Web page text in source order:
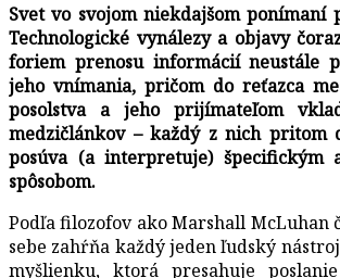
Svet vo svojom niekdajšom ponímaní
Technologické vynálezy a objavy
foriem prenosu informácií neustále
jeho vnímania, pričom do reťazca
posolstva a jeho prijímateľom
medzičlánkov – každý z nich pritom
posúva (a interpretuje) špecifickým
spôsobom.
Podľa filozofov ako Marshall McLuhan
sebe zahŕňa každý jeden ľudský
myšlienku, ktorá presahuje